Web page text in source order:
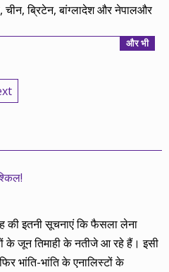
चीन, ब्रिटेन, बांग्लादेश और नेपालऔर
और भी
की इतनी सूचनाएं कि फैसला लेना
के जून तिमाही के नतीजे आ रहे हैं। इसी
भांति-भांति के एनालिस्टों के